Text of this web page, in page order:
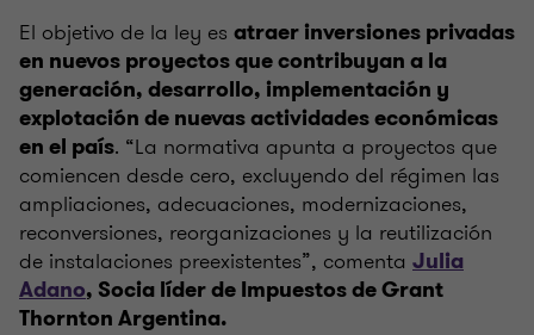
El objetivo de la ley es atraer inversiones privadas
en nuevos proyectos que contribuyan a la
generación, desarrollo, implementación y
explotación de nuevas actividades económicas
en el país. “La normativa apunta a proyectos que
comiencen desde cero, excluyendo del régimen las
ampliaciones, adecuaciones, modernizaciones,
reconversiones, reorganizaciones y la reutilización
de instalaciones preexistentes”, comenta Julia
Adano, Socia líder de Impuestos de Grant
Thornton Argentina.